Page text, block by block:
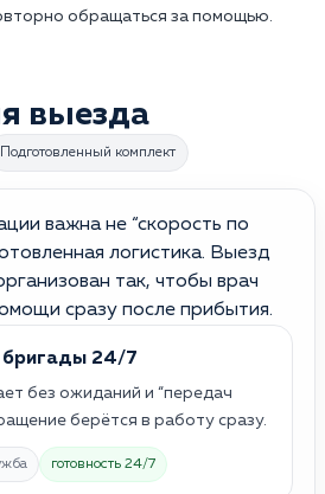
обращаться за помощью.
выезда
Подготовленный комплект
важна не “скорость по
логистика. Выезд
так, чтобы врач
сразу после прибытия.
24/7
без ожиданий и “передач
берётся в работу сразу.
готовность 24/7